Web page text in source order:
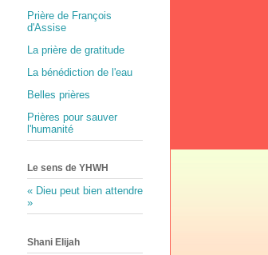
Prière de François
d'Assise
La prière de gratitude
La bénédiction de l'eau
Belles prières
Prières pour sauver
l'humanité
Le sens de YHWH
« Dieu peut bien attendre
»
Shani Elijah